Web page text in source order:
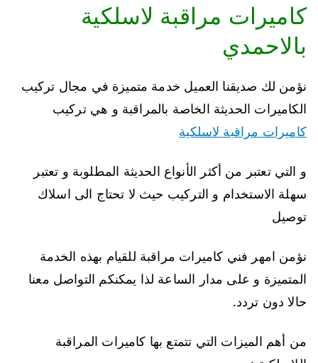
كاميرات مراقبة لاسلكية
بالاحمدي
نؤمن لك صديقنا العميل خدمة متميزة في مجال تركيب
الكاميرات الحديثة الخاصة بالمراقبة و هي تركيب
كاميرات مراقبة لاسلكية
و التي تعتبر من أكثر الأنواع الحديثة المطلوبة و تعتبر
سهلة الاستخدام و التركيب حيث لا تحتاج الى اسلاك
توصيل
نؤمن امهر فني كاميرات مراقبة للقيام بهذه الخدمة
المتميزة و على مدار الساعة لذا يمكنكم التواصل معنا
حالا دون تردد.
من أهم الميزات التي تتمتع بها كاميرات المراقبة